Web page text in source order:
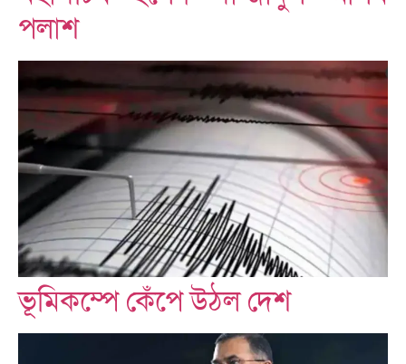
পলাশ
ভূমিকম্পে কেঁপে উঠল দেশ